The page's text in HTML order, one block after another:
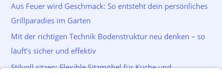
Aus Feuer wird Geschmack: So entsteht dein persönliches
Grillparadies im Garten
Mit der richtigen Technik Bodenstruktur neu denken – so
läuft’s sicher und effektiv
Stilvoll sitzen: Flexible Sitzmöbel für Küche und